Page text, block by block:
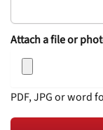
Attach a file or
PDF, JPG or word